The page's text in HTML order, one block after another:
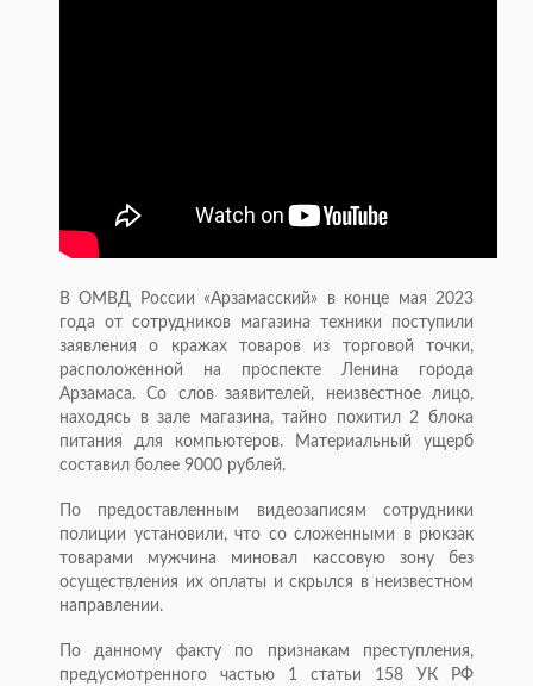
В ОМВД России «Арзамасский» в конце мая 2023
года от сотрудников магазина техники поступили
заявления о кражах товаров из торговой точки,
расположенной на проспекте Ленина города
Арзамаса. Со слов заявителей, неизвестное лицо,
находясь в зале магазина, тайно похитил 2 блока
питания для компьютеров. Материальный ущерб
составил более 9000 рублей.
По предоставленным видеозаписям сотрудники
полиции установили, что со сложенными в рюкзак
товарами мужчина миновал кассовую зону без
осуществления их оплаты и скрылся в неизвестном
направлении.
По данному факту по признакам преступления,
предусмотренного частью 1 статьи 158 УК РФ